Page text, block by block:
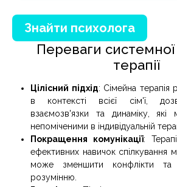
Знайти психолога
Переваги системної
терапії
Цілісний підхід: Сімейна терапія
в контексті всієї сім'ї,
взаємозв'язки та динаміку, які
непоміченими в індивідуальній
Покращення комунікації:
ефективних навичок спілкування
може зменшити конфлікти та
розумінню.